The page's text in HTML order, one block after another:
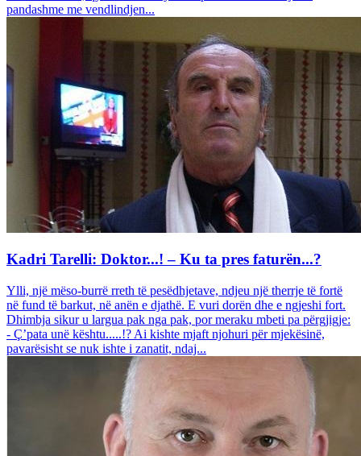
pandashme me vendlindjen...
Kadri Tarelli: Doktor...! – Ku ta pres faturën...?
Ylli, një mëso-burrë rreth të pesëdhjetave, ndjeu një therrje të fortë
në fund të barkut, në anën e djathë. E vuri dorën dhe e ngjeshi fort.
Dhimbja sikur u largua pak nga pak, por meraku mbeti pa përgjigje:
- Ç’pata unë kështu.....!? Ai kishte mjaft njohuri për mjekësinë,
pavarësisht se nuk ishte i zanatit, ndaj...